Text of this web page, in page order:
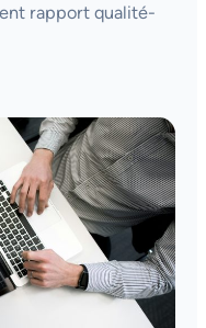
rapport qualité-